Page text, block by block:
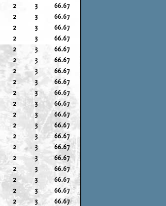
2 3
66.67
2 3
66.67
2 3
66.67
2 3
66.67
2 3
66.67
2 3
66.67
2 3
66.67
2 3
66.67
2 3
66.67
2 3
66.67
2 3
66.67
2 3
66.67
2 3
66.67
2 3
66.67
2 3
66.67
2 3
66.67
2 3
66.67
2 3
66.67
2 3
66.67